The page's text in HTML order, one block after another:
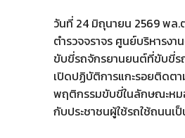
วันที่ 24 มิถุนายน 2569 พล
ตำรวจจราจร ศูนย์บริหารง
ขับขี่รถจักรยานยนต์ที่ขับขี่รถ
เปิดปฏิบัติการแกะรอยติดต
พฤติกรรมขับขี่ในลักษณะหม
กับประชาชนผู้ใช้รถใช้ถนนเ